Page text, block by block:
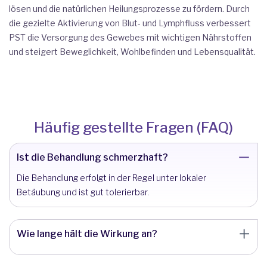
lösen und die natürlichen Heilungsprozesse zu fördern. Durch
die gezielte Aktivierung von Blut- und Lymphfluss verbessert
PST die Versorgung des Gewebes mit wichtigen Nährstoffen
und steigert Beweglichkeit, Wohlbefinden und Lebensqualität.
Häufig gestellte Fragen (FAQ)
Ist die Behandlung schmerzhaft?
Die Behandlung erfolgt in der Regel unter lokaler
Betäubung und ist gut tolerierbar.
Wie lange hält die Wirkung an?